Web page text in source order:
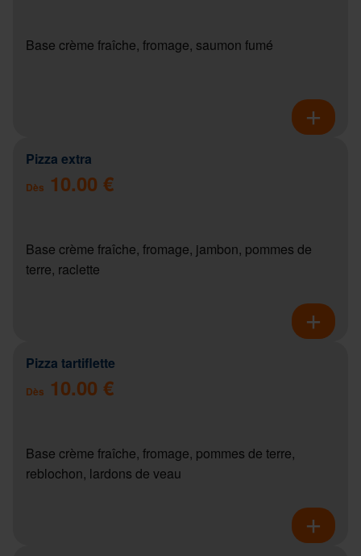
Base crème fraîche, fromage, saumon fumé
Pizza extra
Dès 10.00 €
Base crème fraîche, fromage, jambon, pommes de
terre, raclette
Pizza tartiflette
Dès 10.00 €
Base crème fraîche, fromage, pommes de terre,
reblochon, lardons de veau